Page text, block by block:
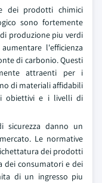
dei prodotti chimici
sono fortemente
produzione piu verdi
l'efficienza
di carbonio. Questi
attraenti per i
di materiali affidabili
obiettivi e i livelli di
sicurezza danno un
Le normative
dei prodotti
dei consumatori e dei
di un ingresso piu